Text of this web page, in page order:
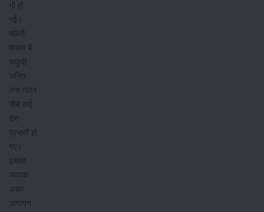
भी हो
गई।
पछेती
फसल में
फफूंदी
जनित
तना गलन
जैसे कई
रोग
प्रभावी हो
गए।
इसका
व्यापक
असर
उत्पादन